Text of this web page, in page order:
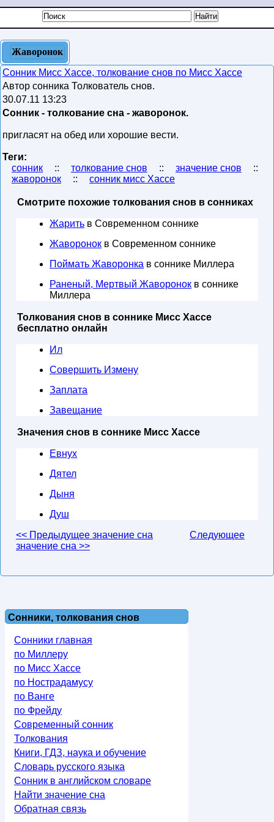
Жаворонок
Сонник Мисс Хассе, толкование снов по Мисс Хассе
Автор сонника Толкователь снов.
30.07.11 13:23
Сонник - толкование сна - жаворонок.
пригласят на обед или хорошие вести.
Теги:
сонник
:: толкование снов :: значение снов
::
жаворонок
:: сонник мисс Хассе
Смотрите похожие толкования снов в сонниках
Жарить в Современном соннике
Жаворонок в Современном соннике
Поймать Жаворонка в соннике Миллера
Раненый, Мертвый Жаворонок в соннике
Миллера
Толкования снов в соннике Мисс Хассе
бесплатно онлайн
Ил
Совершить Измену
Заплата
Завещание
Значения снов в соннике Мисс Хассе
Евнух
Дятел
Дыня
Душ
<< Предыдущее значение сна
Следующее
значение сна >>
Сонники, толкования снов
Сонники главная
по Миллеру
по Мисс Хассе
по Нострадамусу
по Ванге
по Фрейду
Современный сонник
Толкования
Книги, ГДЗ, наука и обучение
Словарь русского языка
Сонник в английском словаре
Найти значение сна
Обратная связь